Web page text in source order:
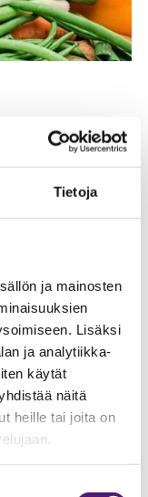
Tietoja
ja mainosten
Lisäksi
ja analytiikka-
käytät
näitä
heille tai joita on
ongelmia,
Hana löytyy
laittaa paljon
optimaalisena
tällöin pitkään ja
vain
siirtää ne sitten